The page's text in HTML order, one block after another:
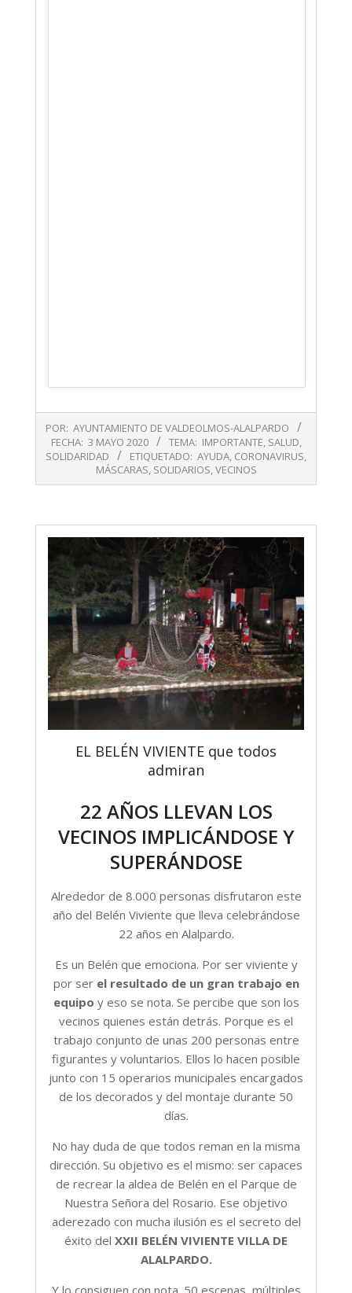
05-
03
POR: AYUNTAMIENTO DE VALDEOLMOS-ALALPARDO
FECHA: 3 MAYO 2020 TEMA: IMPORTANTE, SALUD,
SOLIDARIDAD
ETIQUETADO: AYUDA, CORONAVIRUS,
MÁSCARAS, SOLIDARIOS,VECINOS
EL BELÉN VIVIENTE que todos
admiran
22 AÑOS LLEVAN LOS
VECINOS IMPLICÁNDOSE Y
SUPERÁNDOSE
Alrededor de 8.000 personas disfrutaron este
año del Belén Viviente que lleva celebrándose
22 años en Alalpardo.
Es un Belén que emociona. Por ser viviente y
por serel resultado de un gran trabajo en
equipo y eso se nota. Se percibe que son los
vecinos quienes están detrás. Porque es el
trabajo conjunto de unas 200 personas entre
figurantes y voluntarios. Ellos lo hacen posible
junto con 15 operarios municipales encargados
de los decorados y del montaje durante 50
días.
No hay duda de que todos reman en la misma
dirección. Su objetivo es el mismo: ser capaces
de recrear la aldea de Belén en el Parque de
Nuestra Señora del Rosario. Ese objetivo
aderezado con mucha ilusión es el secreto del
éxito del XXII BELÉN VIVIENTE VILLA DE
ALALPARDO.
Y lo consiguen con nota. 50 escenas, múltiples